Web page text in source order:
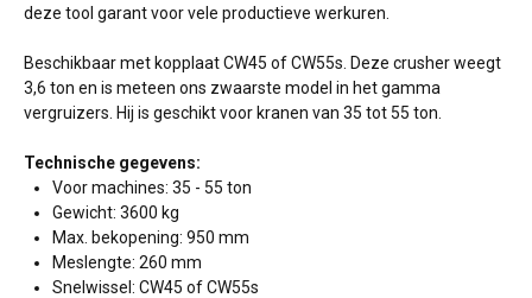
deze tool garant voor vele productieve werkuren.
Beschikbaar met kopplaat CW45 of CW55s. Deze crusher weegt
3,6 ton en is meteen ons zwaarste model in het gamma
vergruizers. Hij is geschikt voor kranen van 35 tot 55 ton.
Technische gegevens:
Voor machines: 35 - 55 ton
Gewicht: 3600 kg
Max. bekopening: 950 mm
Meslengte: 260 mm
Snelwissel: CW45 of CW55s